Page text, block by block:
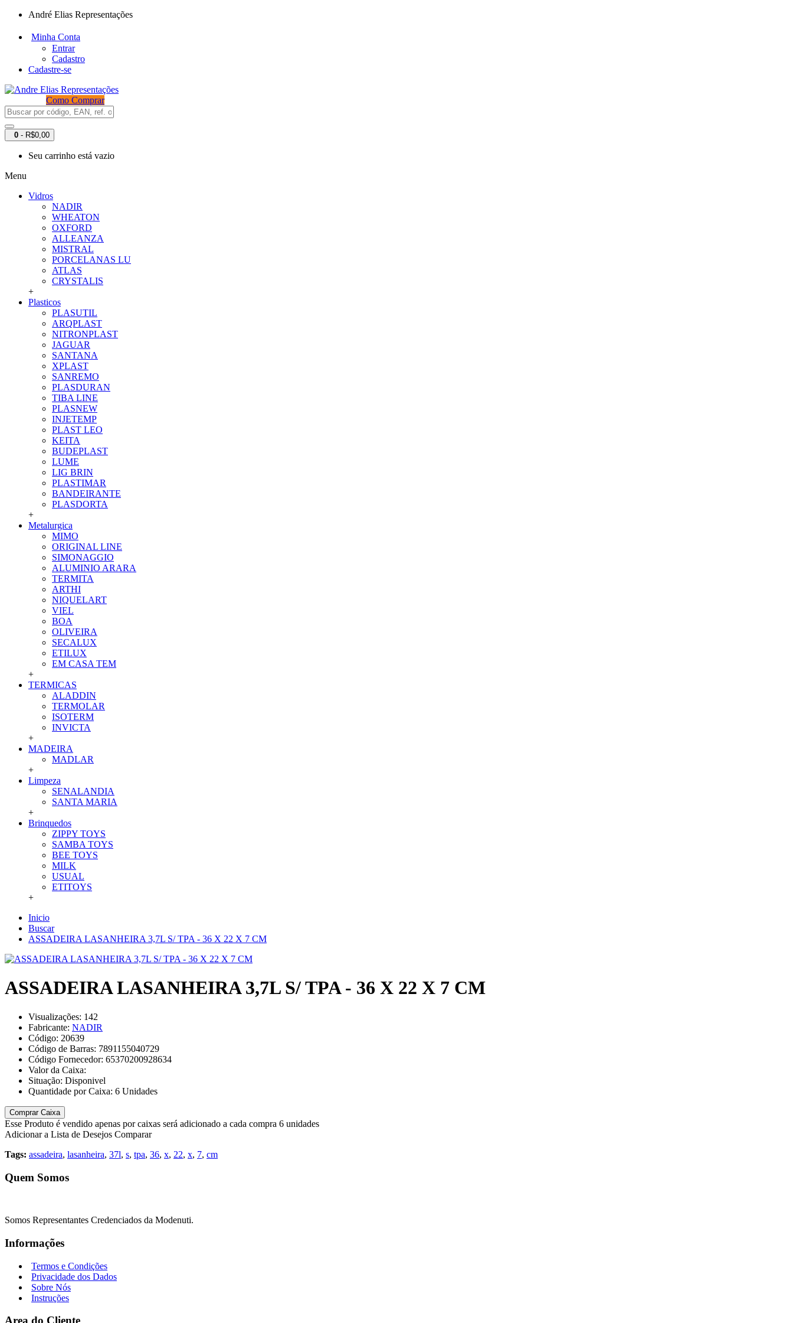
André Elias Representações
Minha Conta
Entrar
Cadastro
Cadastre-se
Como Comprar
0 - R$0,00
Seu carrinho está vazio
Menu
Vidros
NADIR
WHEATON
OXFORD
ALLEANZA
MISTRAL
PORCELANAS LU
ATLAS
CRYSTALIS
+
Plasticos
PLASUTIL
ARQPLAST
NITRONPLAST
JAGUAR
SANTANA
XPLAST
SANREMO
PLASDURAN
TIBA LINE
PLASNEW
INJETEMP
PLAST LEO
KEITA
BUDEPLAST
LUME
LIG BRIN
PLASTIMAR
BANDEIRANTE
PLASDORTA
+
Metalurgica
MIMO
ORIGINAL LINE
SIMONAGGIO
ALUMINIO ARARA
TERMITA
ARTHI
NIQUELART
VIEL
BOA
OLIVEIRA
SECALUX
ETILUX
EM CASA TEM
+
TERMICAS
ALADDIN
TERMOLAR
ISOTERM
INVICTA
+
MADEIRA
MADLAR
+
Limpeza
SENALANDIA
SANTA MARIA
+
Brinquedos
ZIPPY TOYS
SAMBA TOYS
BEE TOYS
MILK
USUAL
ETITOYS
+
Inicio
Buscar
ASSADEIRA LASANHEIRA 3,7L S/ TPA - 36 X 22 X 7 CM
ASSADEIRA LASANHEIRA 3,7L S/ TPA - 36 X 22 X 7 CM
Visualizações: 142
Fabricante: NADIR
Código: 20639
Código de Barras: 7891155040729
Código Fornecedor: 65370200928634
Valor da Caixa:
Situação: Disponivel
Quantidade por Caixa: 6 Unidades
Comprar Caixa
Esse Produto é vendido apenas por caixas será adicionado a cada compra 6 unidades
Adicionar a Lista de Desejos Comparar
Tags: assadeira, lasanheira, 37l, s, tpa, 36, x, 22, x, 7, cm
Quem Somos
Somos Representantes Credenciados da Modenuti.
Informações
Termos e Condições
Privacidade dos Dados
Sobre Nós
Instruções